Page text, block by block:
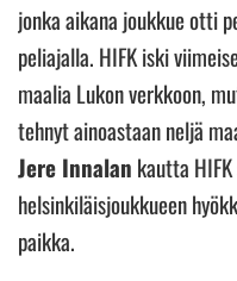
jonka aikana joukkue otti
peliajalla. HIFK iski
maalia Lukon verkkoon,
tehnyt ainoastaan neljä
Jere Innalan kautta
helsinkiläisjoukkueen
paikka.